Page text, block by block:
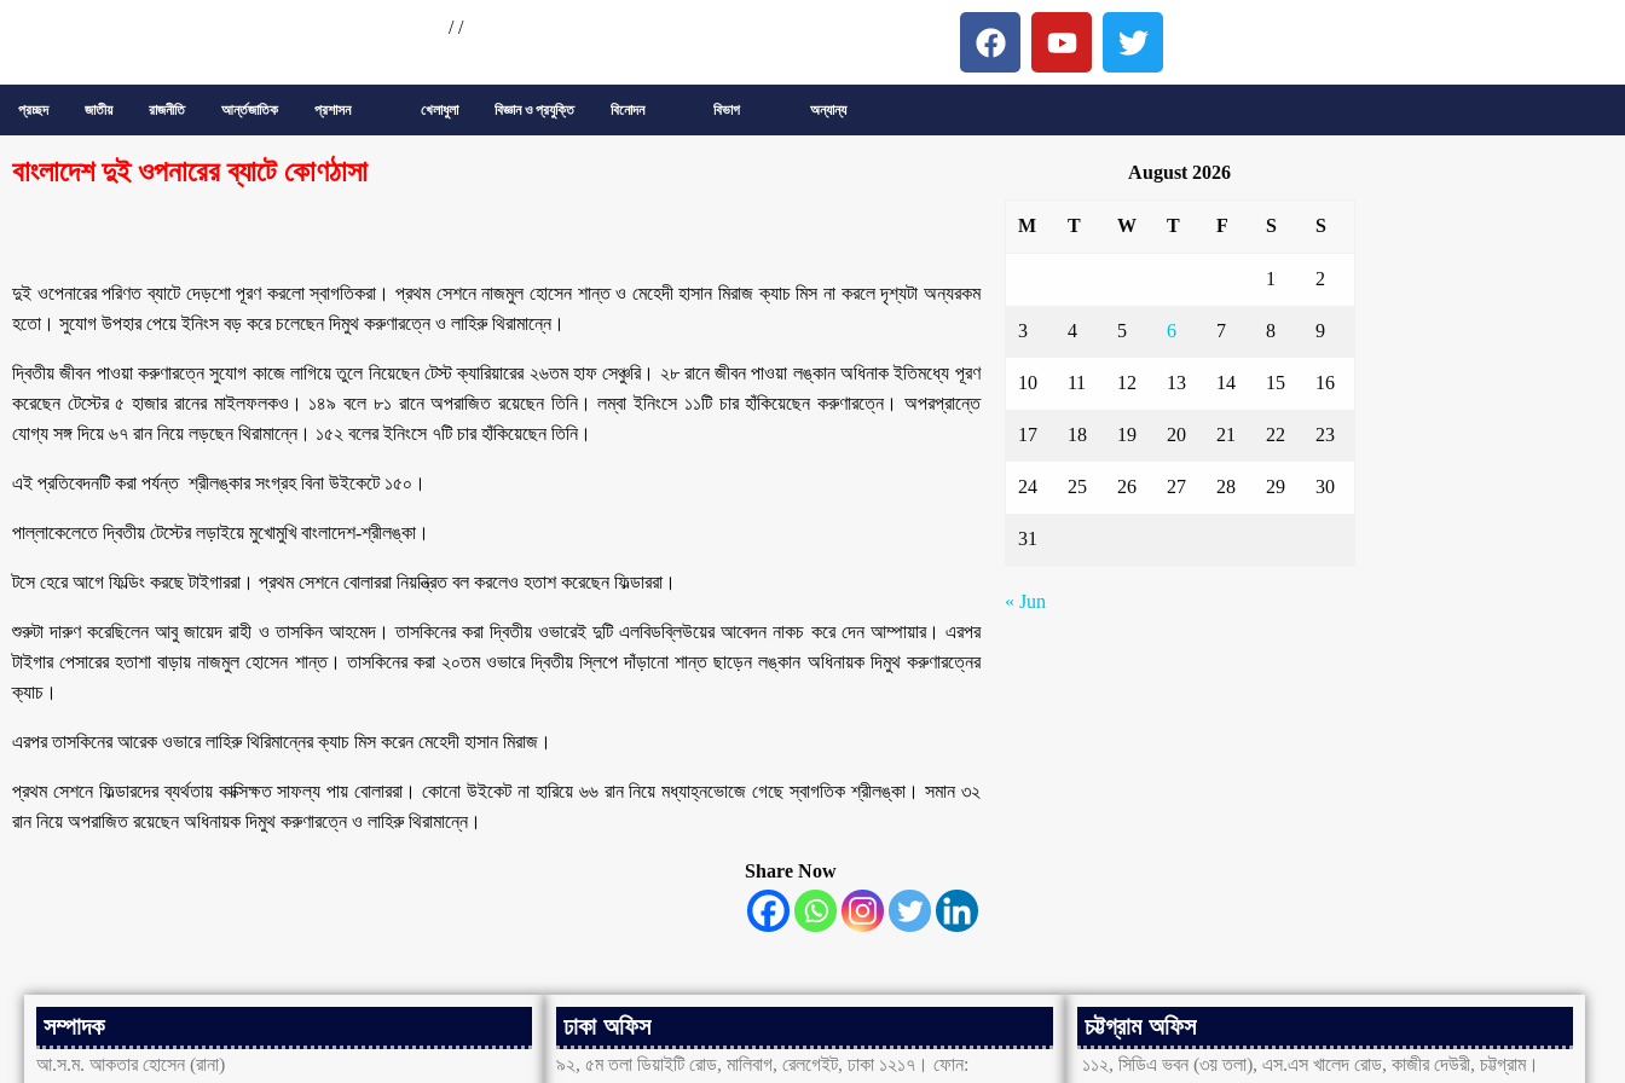
//
প্রচ্ছদ জাতীয় রাজনীতি আর্ন্তজাতিক প্রশাসন খেলাধুলা বিজ্ঞান ও প্রযুক্তি বিনোদন বিভাগ অন্যান্য
বাংলাদেশ দুই ওপনারের ব্যাটে কোণঠাসা
দুই ওপেনারের পরিণত ব্যাটে দেড়শো পূরণ করলো স্বাগতিকরা। প্রথম সেশনে নাজমুল হোসেন শান্ত ও মেহেদী হাসান মিরাজ ক্যাচ মিস না করলে দৃশ্যটা অন্যরকম
হতো। সুযোগ উপহার পেয়ে ইনিংস বড় করে চলেছেন দিমুথ করুণারত্নে ও লাহিরু থিরামান্নে।
দ্বিতীয় জীবন পাওয়া করুণারত্নে সুযোগ কাজে লাগিয়ে তুলে নিয়েছেন টেস্ট ক্যারিয়ারের ২৬তম হাফ সেঞ্চুরি। ২৮ রানে জীবন পাওয়া লঙ্কান অধিনাক ইতিমধ্যে পূরণ
করেছেন টেস্টের ৫ হাজার রানের মাইলফলকও। ১৪৯ বলে ৮১ রানে অপরাজিত রয়েছেন তিনি। লম্বা ইনিংসে ১১টি চার হাঁকিয়েছেন করুণারত্নে। অপরপ্রান্তে
যোগ্য সঙ্গ দিয়ে ৬৭ রান নিয়ে লড়ছেন থিরামান্নে। ১৫২ বলের ইনিংসে ৭টি চার হাঁকিয়েছেন তিনি।
এই প্রতিবেদনটি করা পর্যন্ত শ্রীলঙ্কার সংগ্রহ বিনা উইকেটে ১৫০।
পাল্লাকেলেতে দ্বিতীয় টেস্টের লড়াইয়ে মুখোমুখি বাংলাদেশ-শ্রীলঙ্কা।
টসে হেরে আগে ফিল্ডিং করছে টাইগাররা। প্রথম সেশনে বোলাররা নিয়ন্ত্রিত বল করলেও হতাশ করেছেন ফিল্ডাররা।
শুরুটা দারুণ করেছিলেন আবু জায়েদ রাহী ও তাসকিন আহমেদ। তাসকিনের করা দ্বিতীয় ওভারেই দুটি এলবিডব্লিউয়ের আবেদন নাকচ করে দেন আম্পায়ার। এরপর
টাইগার পেসারের হতাশা বাড়ায় নাজমুল হোসেন শান্ত। তাসকিনের করা ২০তম ওভারে দ্বিতীয় স্লিপে দাঁড়ানো শান্ত ছাড়েন লঙ্কান অধিনায়ক দিমুথ করুণারত্নের
ক্যাচ।
এরপর তাসকিনের আরেক ওভারে লাহিরু থিরিমান্নের ক্যাচ মিস করেন মেহেদী হাসান মিরাজ।
প্রথম সেশনে ফিল্ডারদের ব্যর্থতায় কাক্সিক্ষত সাফল্য পায় বোলাররা। কোনো উইকেট না হারিয়ে ৬৬ রান নিয়ে মধ্যাহ্নভোজে গেছে স্বাগতিক শ্রীলঙ্কা। সমান ৩২
রান নিয়ে অপরাজিত রয়েছেন অধিনায়ক দিমুথ করুণারত্নে ও লাহিরু থিরামান্নে।
Share Now
August 2026
M T W T F S S
1 2
3 4 5 6 7 8 9
10 11 12 13 14 15 16
17 18 19 20 21 22 23
24 25 26 27 28 29 30
31
« Jun
সম্পাদক
আ.স.ম. আকতার হোসেন (রানা)
ঢাকা অফিস
৯২, ৫ম তলা ডিয়াইটি রোড, মালিবাগ, রেলগেইট, ঢাকা ১২১৭। ফোন:
চট্টগ্রাম অফিস
১১২, সিডিএ ভবন (৩য় তলা), এস.এস খালেদ রোড, কাজীর দেউরী, চট্টগ্রাম।